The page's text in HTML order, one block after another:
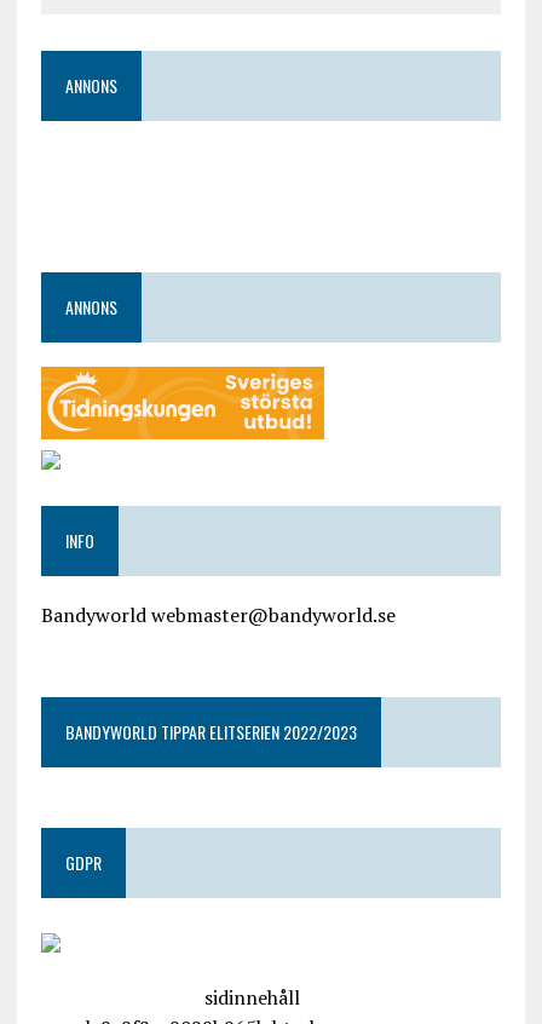
ANNONS
ANNONS
INFO
Bandyworld webmaster@bandyworld.se
BANDYWORLD TIPPAR ELITSERIEN 2022/2023
GDPR
sidinnehåll